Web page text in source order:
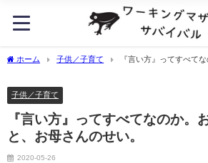
ホーム 子供／子育て
『言い方』ってすべて
子供／子育て
『言い方』ってすべてなのか。
と、お母さんのせい。
2020-05-26